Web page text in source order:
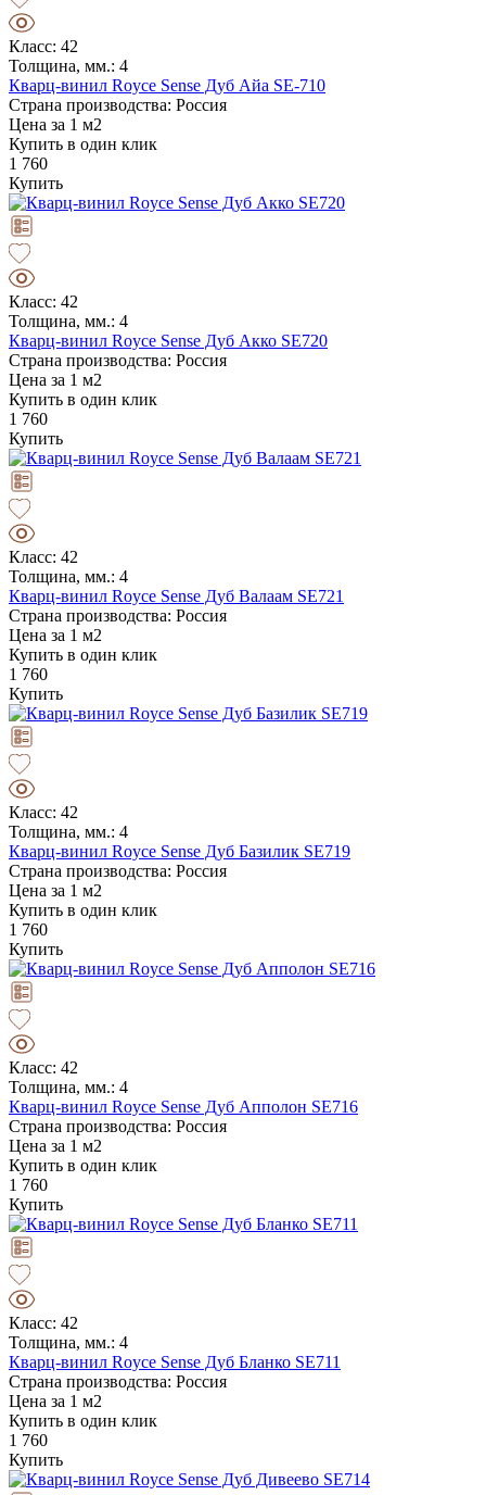
Класс: 42
Толщина, мм.: 4
Кварц-винил Royce Sense Дуб Айа SE-710
Страна производства: Россия
Цена за 1 м2
Купить в один клик
1 760
Купить
Класс: 42
Толщина, мм.: 4
Кварц-винил Royce Sense Дуб Акко SE720
Страна производства: Россия
Цена за 1 м2
Купить в один клик
1 760
Купить
Класс: 42
Толщина, мм.: 4
Кварц-винил Royce Sense Дуб Валаам SE721
Страна производства: Россия
Цена за 1 м2
Купить в один клик
1 760
Купить
Класс: 42
Толщина, мм.: 4
Кварц-винил Royce Sense Дуб Базилик SE719
Страна производства: Россия
Цена за 1 м2
Купить в один клик
1 760
Купить
Класс: 42
Толщина, мм.: 4
Кварц-винил Royce Sense Дуб Апполон SE716
Страна производства: Россия
Цена за 1 м2
Купить в один клик
1 760
Купить
Класс: 42
Толщина, мм.: 4
Кварц-винил Royce Sense Дуб Бланко SE711
Страна производства: Россия
Цена за 1 м2
Купить в один клик
1 760
Купить